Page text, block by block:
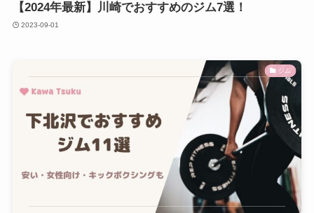
【2024年最新】川崎でおすすめのジム7選！
2023-09-01
ジム